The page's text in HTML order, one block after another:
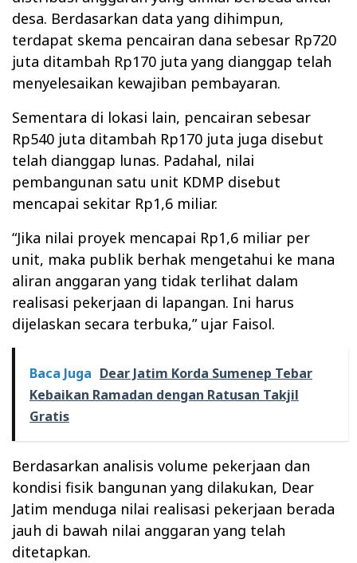
desa. Berdasarkan data yang dihimpun,
terdapat skema pencairan dana sebesar Rp720
juta ditambah Rp170 juta yang dianggap telah
menyelesaikan kewajiban pembayaran.
Sementara di lokasi lain, pencairan sebesar
Rp540 juta ditambah Rp170 juta juga disebut
telah dianggap lunas. Padahal, nilai
pembangunan satu unit KDMP disebut
mencapai sekitar Rp1,6 miliar.
“Jika nilai proyek mencapai Rp1,6 miliar per
unit, maka publik berhak mengetahui ke mana
aliran anggaran yang tidak terlihat dalam
realisasi pekerjaan di lapangan. Ini harus
dijelaskan secara terbuka,”ujar Faisol.
Baca Juga Dear Jatim Korda Sumenep Tebar
Kebaikan Ramadan dengan Ratusan Takjil
Gratis
Berdasarkan analisis volume pekerjaan dan
kondisi fisik bangunan yang dilakukan, Dear
Jatim menduga nilai realisasi pekerjaan berada
jauh di bawah nilai anggaran yang telah
ditetapkan.